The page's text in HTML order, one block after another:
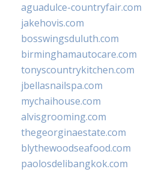
aguadulce-countryfair.com
jakehovis.com
bosswingsduluth.com
birminghamautocare.com
tonyscountrykitchen.com
jbellasnailspa.com
mychaihouse.com
alvisgrooming.com
thegeorginaestate.com
blythewoodseafood.com
paolosdelibangkok.com